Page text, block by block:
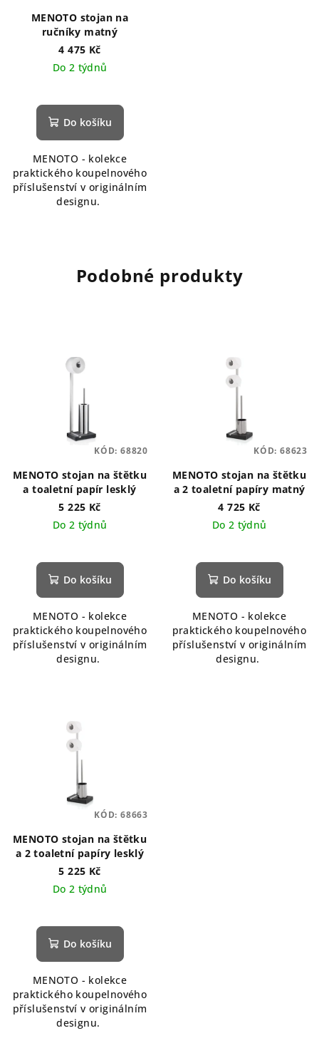
MENOTO stojan na
ručníky matný
4 475 Kč
Do 2 týdnů
Do košíku
MENOTO - kolekce
praktického koupelnového
příslušenství v originálním
designu.
Podobné produkty
MENOTO stojan na štětku
a toaletní papír lesklý
5 225 Kč
Do 2 týdnů
Do košíku
MENOTO - kolekce
praktického koupelnového
příslušenství v originálním
designu.
KÓD: 68820
MENOTO stojan na štětku
a 2 toaletní papíry matný
4 725 Kč
Do 2 týdnů
Do košíku
MENOTO - kolekce
praktického koupelnového
příslušenství v originálním
designu.
KÓD: 68623
MENOTO stojan na štětku
a 2 toaletní papíry lesklý
5 225 Kč
Do 2 týdnů
Do košíku
MENOTO - kolekce
praktického koupelnového
příslušenství v originálním
designu.
KÓD: 68663